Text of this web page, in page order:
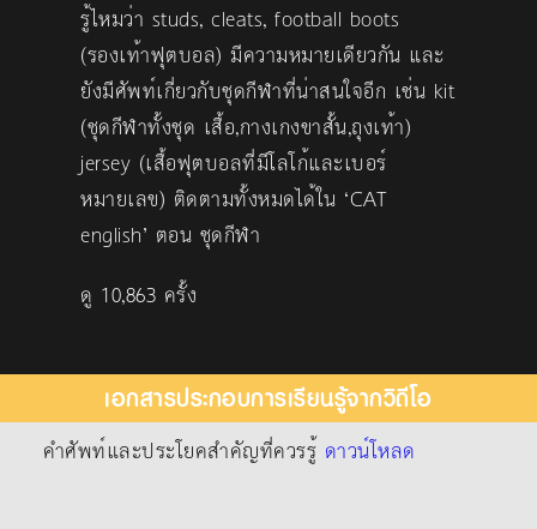
รู้ไหมว่า studs, cleats, football boots
(รองเท้าฟุตบอล) มีความหมายเดียวกัน และ
ยังมีศัพท์เกี่ยวกับชุดกีฬาที่น่าสนใจอีก เช่น kit
(ชุดกีฬาทั้งชุด เสื้อ,กางเกงขาสั้น,ถุงเท้า)
jersey (เสื้อฟุตบอลที่มีโลโก้และเบอร์
หมายเลข) ติดตามทั้งหมดได้ใน ‘CAT
english’ ตอน ชุดกีฬา
ดู 10,863 ครั้ง
เอกสารประกอบการเรียนรู้จากวิดีโอ
คำศัพท์และประโยคสำคัญที่ควรรู้ ดาวน์โหลด